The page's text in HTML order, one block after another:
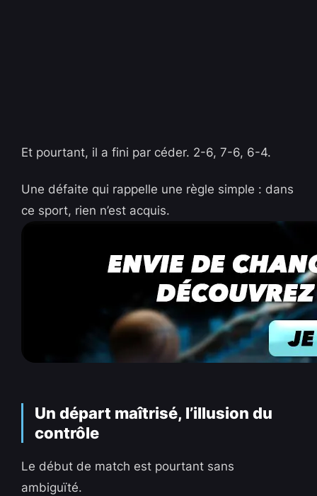
Et pourtant, il a fini par céder. 2-6, 7-6, 6-4.
Une défaite qui rappelle une règle simple : dans
ce sport, rien n’est acquis.
Un départ maîtrisé, l’illusion du
contrôle
Le début de match est pourtant sans
ambiguïté.